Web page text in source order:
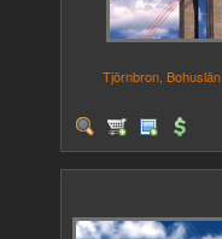
Tjörnbron, Bohuslän